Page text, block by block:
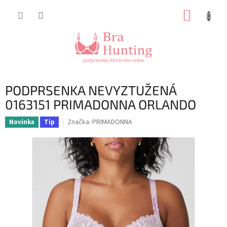
PODPRSENKA NEVYZTUŽENÁ
0163151 PRIMADONNA ORLANDO
Novinka Tip Značka: PRIMADONNA